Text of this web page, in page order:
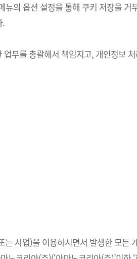
뉴의 옵션 설정을 통해 쿠키 저장을 거
.
무를 총괄해서 책임지고, 개인정보
사업)을 이용하시면서 발생한 모든